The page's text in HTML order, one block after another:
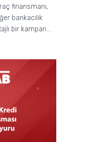
finansmanı,
bankacılık
bir kampan...